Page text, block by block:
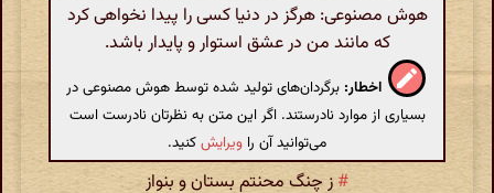
هوش مصنوعی: هرگز در دنیا کسی را پیدا نخواهی کرد
که مانند من در عشق استوار و پایدار باشد.
اخطار: برگردان‌های تولید شده توسط هوش مصنوعی در
بسیاری از موارد نادرستند. اگر این متن به نظرتان نادرست است
می‌توانید آن را ویرایشکنید.
# ز چنگ محنتم بستان و بنواز